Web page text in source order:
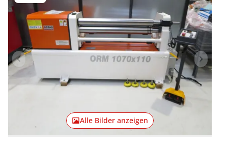
Vorheriger Artikel
Alle Bilder anzeigen